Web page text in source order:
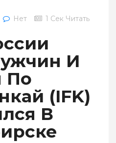
Нет 1 Сек Читать
И
По
(IFK)
В